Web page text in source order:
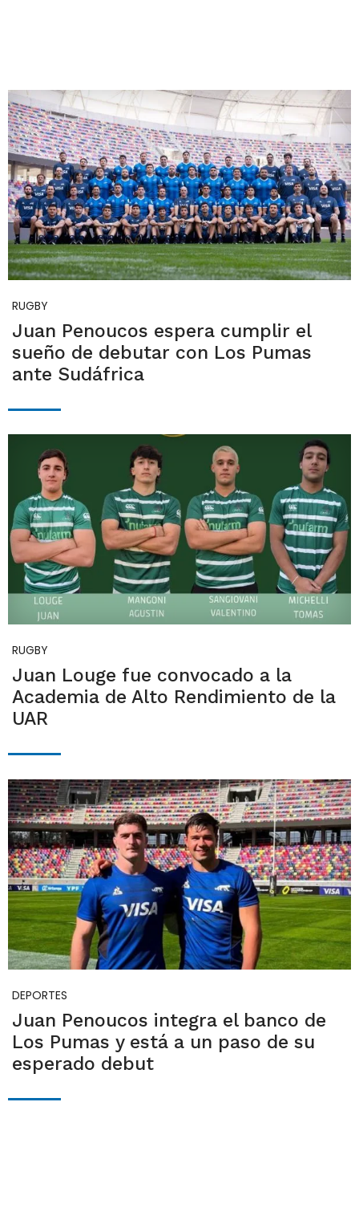
RUGBY
Juan Penoucos espera cumplir el
sueño de debutar con Los Pumas
ante Sudáfrica
RUGBY
Juan Louge fue convocado a la
Academia de Alto Rendimiento de la
UAR
DEPORTES
Juan Penoucos integra el banco de
Los Pumas y está a un paso de su
esperado debut